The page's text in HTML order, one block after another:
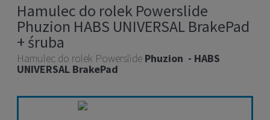
Hamulec do rolek Powerslide
Phuzion HABS UNIVERSAL BrakePad
+ śruba
Hamulec do rolek Powerslide Phuzion - HABS
UNIVERSAL BrakePad